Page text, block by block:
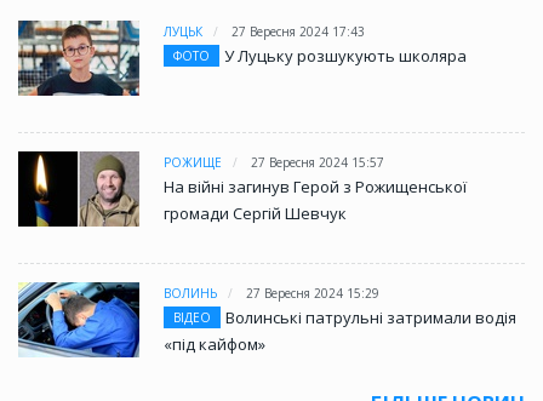
ЛУЦЬК
27 Вересня 2024 17:43
ФОТО
У Луцьку розшукують школяра
РОЖИЩЕ 27 Вересня 2024 15:57
На війні загинув Герой з Рожищенської
громади Сергій Шевчук
ВОЛИНЬ
27 Вересня 2024 15:29
ВІДЕО
Волинські патрульні затримали водія
«під кайфом»